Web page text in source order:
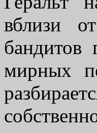
вблизи
бандитов
мирных